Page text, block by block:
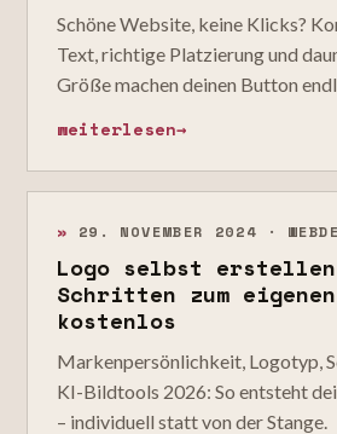
Schöne Website, keine Klicks?
Text, richtige Platzierung und
Größe machen deinen Button
weiterlesen→
» 29. NOVEMBER 2024 ·
Logo selbst
Schritten zum
kostenlos
Markenpersönlichkeit, Logotyp,
KI-Bildtools 2026: So entsteht
– individuell statt von der Stange.